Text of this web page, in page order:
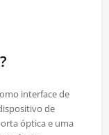
interface de
de
óptica e uma